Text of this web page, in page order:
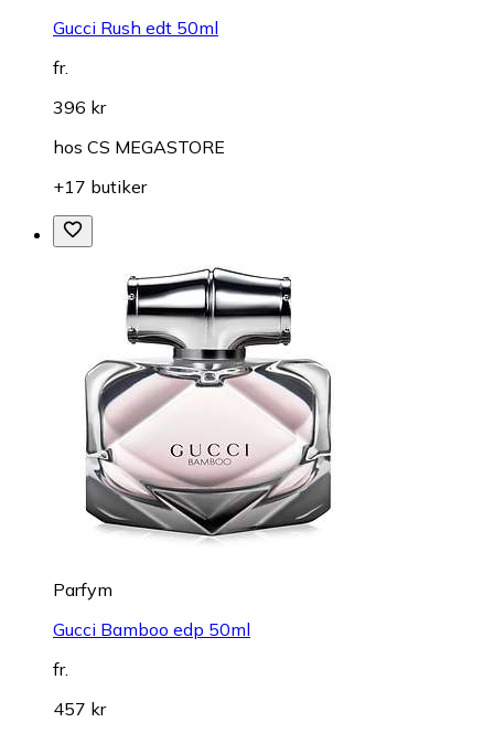
Gucci Rush edt 50ml
fr.
396 kr
hos CS MEGASTORE
+17 butiker
Parfym
Gucci Bamboo edp 50ml
fr.
457 kr